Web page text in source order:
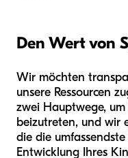
Den Wert von
Wir möchten
unsere Ressourcen
zwei Hauptwege,
beizutreten, und wir
die die
Entwicklung Ihres